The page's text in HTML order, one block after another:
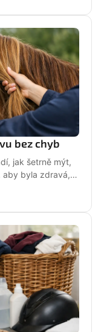
bez chyb
jak šetrně mýt,
aby byla zdravá,